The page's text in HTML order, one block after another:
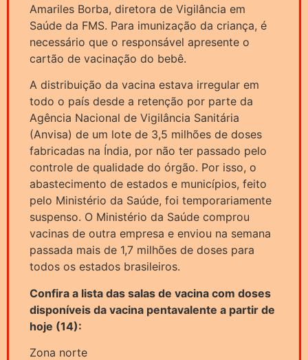
Amariles Borba, diretora de Vigilância em
Saúde da FMS. Para imunização da criança, é
necessário que o responsável apresente o
cartão de vacinação do bebê.
A distribuição da vacina estava irregular em
todo o país desde a retenção por parte da
Agência Nacional de Vigilância Sanitária
(Anvisa) de um lote de 3,5 milhões de doses
fabricadas na Índia, por não ter passado pelo
controle de qualidade do órgão. Por isso, o
abastecimento de estados e municípios, feito
pelo Ministério da Saúde, foi temporariamente
suspenso. O Ministério da Saúde comprou
vacinas de outra empresa e enviou na semana
passada mais de 1,7 milhões de doses para
todos os estados brasileiros.
Confira a lista das salas de vacina com doses
disponíveis da vacina pentavalente a partir de
hoje (14):
Zona norte